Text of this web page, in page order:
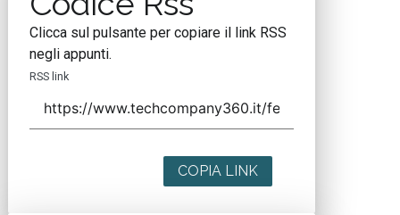
Clicca sul pulsante per copiare il link RSS
negli appunti.
RSS link
COPIA LINK